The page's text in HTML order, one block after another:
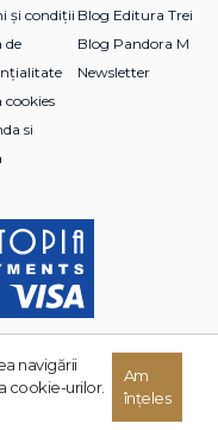
și condiții
de
cookies
si
Blog Editura Trei
Blog Pandora M
Newsletter
drepturile rezervate.
navigării
cookie-urilor.
Am
înțeles